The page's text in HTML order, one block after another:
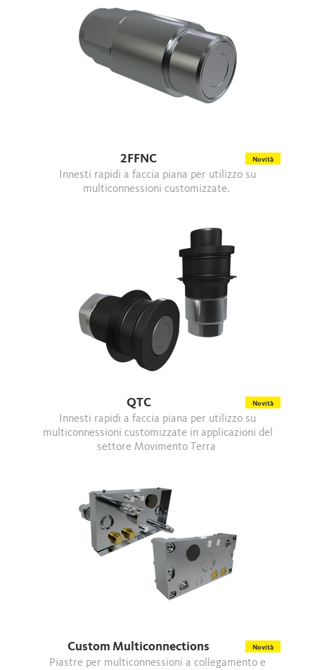
2FFNC Novità
multiconnessioni customizzate.
QTC Novità
multiconnessioni customizzate in applicazioni del
settore Movimento Terra
Custom Multiconnections Novità
Piastre per multiconnessioni a collegamento e